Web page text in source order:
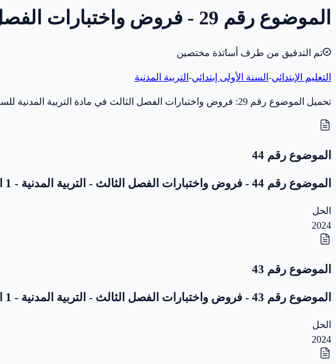
الموضوع رقم 29 - فروض واختبارات الفصل الثالث - التربية المدنية - 1 ابتدائي
تم التدقيق من طرف أساتذة مختصين
التعليم الإبتدائي- السنة الأولى إبتدائي- التربية المدنية
تحميل الموضوع رقم 29: فروض واختبارات الفصل الثالث في مادة التربية المدنية للسنة الأولى إبتدائي (سنة 2019) بصيغة PDF، مخصّص للاختبار والمراجعة. مع التصحيح.
الموضوع رقم 44
الموضوع رقم 44 - فروض واختبارات الفصل الثالث - التربية المدنية - 1 ابتدائي
الحل
2024
الموضوع رقم 43
الموضوع رقم 43 - فروض واختبارات الفصل الثالث - التربية المدنية - 1 ابتدائي
الحل
2024